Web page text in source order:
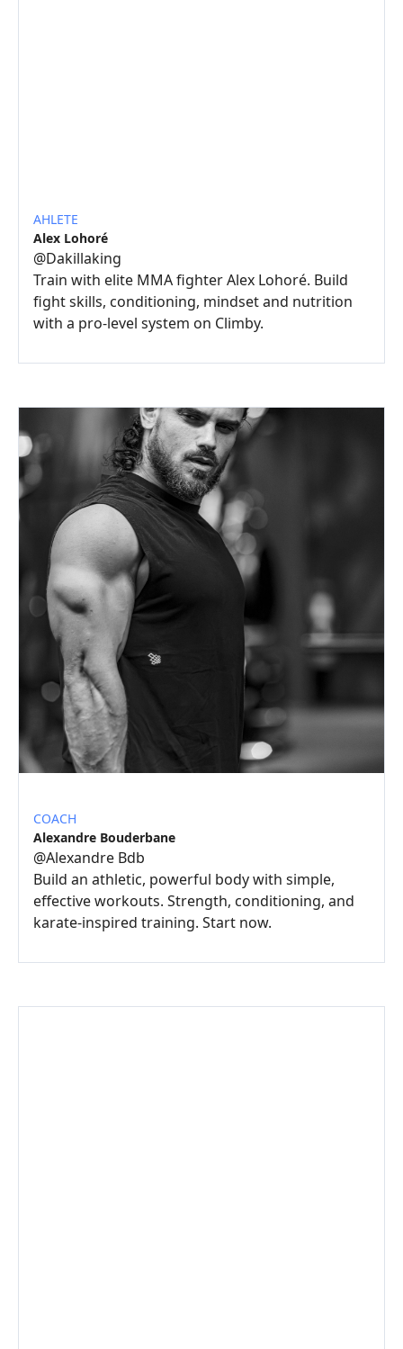
AHLETE
Alex Lohoré
@Dakillaking
Train with elite MMA fighter Alex Lohoré. Build
fight skills, conditioning, mindset and nutrition
with a pro-level system on Climby.
COACH
Alexandre Bouderbane
@Alexandre Bdb
Build an athletic, powerful body with simple,
effective workouts. Strength, conditioning, and
karate-inspired training. Start now.